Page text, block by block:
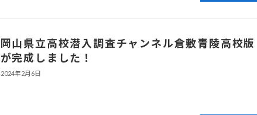
岡山県立高校潜入調査チャンネル倉敷青陵高校版
が完成しました！
2024年2月6日